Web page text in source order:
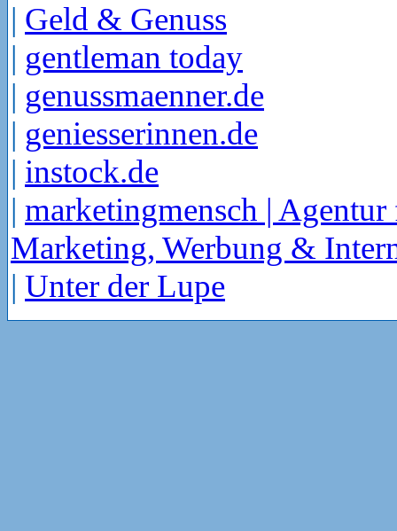
| Geld & Genuss
| gentleman today
| genussmaenner.de
| geniesserinnen.de
| instock.de
| marketingmensch | Agentur
Marketing, Werbung &
| Unter der Lupe